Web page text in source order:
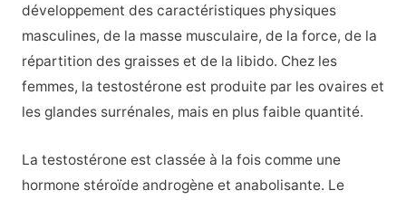
développement des caractéristiques physiques
masculines, de la masse musculaire, de la force, de la
répartition des graisses et de la libido. Chez les
femmes, la testostérone est produite par les ovaires et
les glandes surrénales, mais en plus faible quantité.
La testostérone est classée à la fois comme une
hormone stéroïde androgène et anabolisante. Le